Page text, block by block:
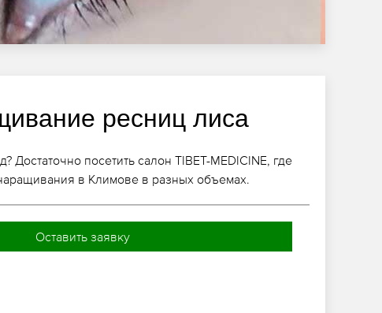
ресниц лиса
Достаточно посетить салон TIBET-MEDICINE, где
в Климове в разных объемах.
Оставить заявку